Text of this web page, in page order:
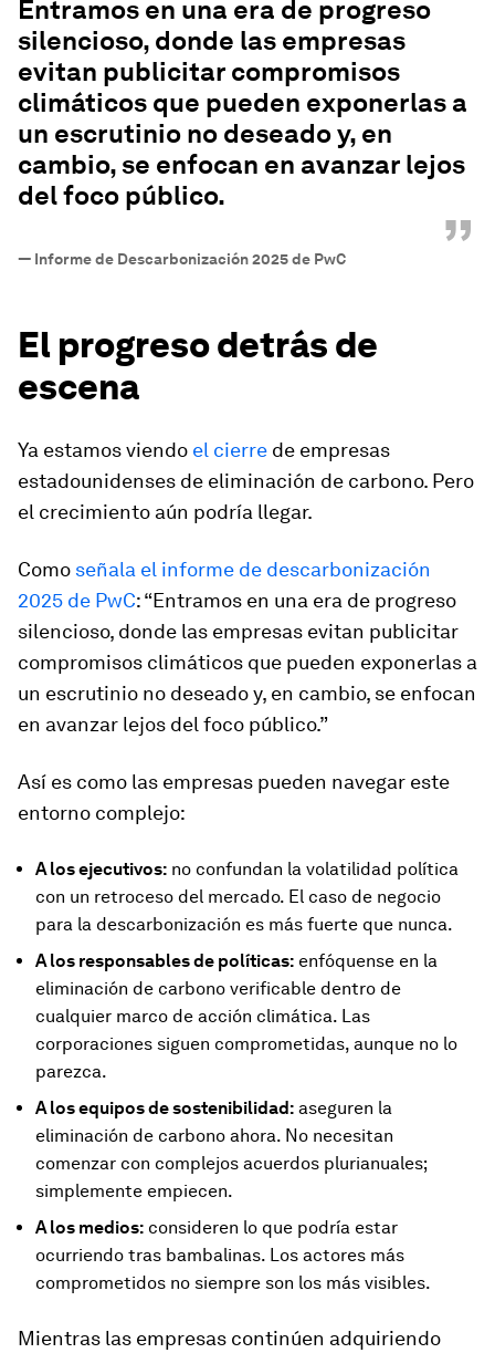
Entramos en una era de progreso
silencioso, donde las empresas
evitan publicitar compromisos
climáticos que pueden exponerlas a
un escrutinio no deseado y, en
cambio, se enfocan en avanzar lejos
del foco público.
”
— Informe de Descarbonización 2025 de PwC
El progreso detrás de
escena
Ya estamos viendo el cierre de empresas
estadounidenses de eliminación de carbono. Pero
el crecimiento aún podría llegar.
Como señala el informe de descarbonización
2025 de PwC: “Entramos en una era de progreso
silencioso, donde las empresas evitan publicitar
compromisos climáticos que pueden exponerlas a
un escrutinio no deseado y, en cambio, se enfocan
en avanzar lejos del foco público.”
Así es como las empresas pueden navegar este
entorno complejo:
A los ejecutivos: no confundan la volatilidad política
con un retroceso del mercado. El caso de negocio
para la descarbonización es más fuerte que nunca.
A los responsables de políticas: enfóquense en la
eliminación de carbono verificable dentro de
cualquier marco de acción climática. Las
corporaciones siguen comprometidas, aunque no lo
parezca.
A los equipos de sostenibilidad: aseguren la
eliminación de carbono ahora. No necesitan
comenzar con complejos acuerdos plurianuales;
simplemente empiecen.
A los medios: consideren lo que podría estar
ocurriendo tras bambalinas. Los actores más
comprometidos no siempre son los más visibles.
Mientras las empresas continúen adquiriendo